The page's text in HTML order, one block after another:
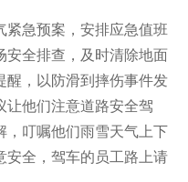
紧急预案，安排应急值班
安全排查，及时清除地面
醒，以防滑到摔伤事件发
让他们注意道路安全驾
，叮嘱他们雨雪天气上下
安全，驾车的员工路上请